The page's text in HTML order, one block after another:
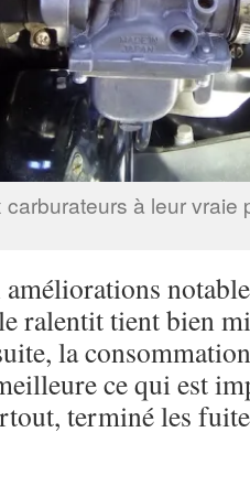
à leur vraie
améliorations
ralentit tient bien
la
ce qui est
terminé les